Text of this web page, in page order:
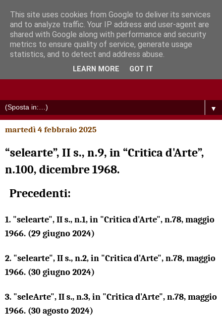
▼
martedì 4 febbraio 2025
“selearte”, II s., n.9, in “Critica d'Arte”,
n.100, dicembre 1968.
Precedenti:
1. "selearte", II s., n.1, in "Critica d'Arte", n.78, maggio
1966. (29 giugno 2024)
2. "selearte", II s., n.2, in "Critica d'Arte", n.78, maggio
1966. (30 giugno 2024)
3. "seleArte", II s., n.3, in "Critica d'Arte", n.78, maggio
1966. (30 agosto 2024)
This site uses cookies from Google to deliver its services
and to analyze traffic. Your IP address and user-agent are
shared with Google along with performance and security
metrics to ensure quality of service, generate usage
statistics, and to detect and address abuse.
LEARN MORE GOT IT